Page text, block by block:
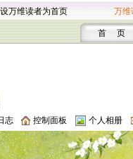
设万维读者为首页 万维
首 页
志 控制面板 个人相册